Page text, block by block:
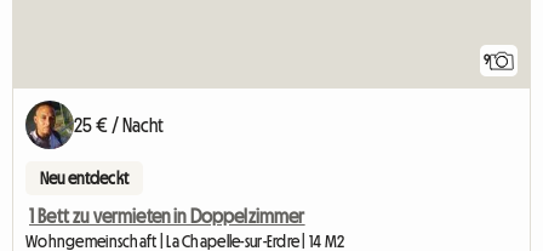
9
25 € / Nacht
Neu entdeckt
1 Bett zu vermieten in Doppelzimmer
Wohngemeinschaft | La Chapelle-sur-Erdre | 14 M2